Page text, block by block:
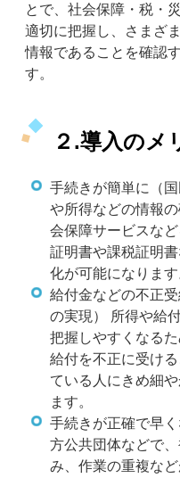
とで、社会保障・税・
適切に把握し、さまざ
情報であることを確認
す。
２.導入のメ
手続きが簡単に（
や所得などの情報
会保障サービスな
証明書や課税証明
化が可能になります
給付金などの不正
の実現） 所得や給
把握しやすくなる
給付を不正に受け
ている人にきめ細
ます。
手続きが正確で早
方公共団体などで
み、作業の重複な